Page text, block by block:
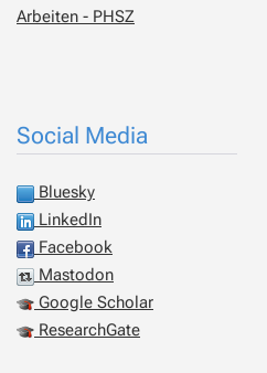
Arbeiten - PHSZ
Social Media
Bluesky
LinkedIn
Facebook
Mastodon
Google Scholar
ResearchGate